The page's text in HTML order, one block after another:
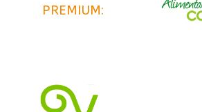
PREMIUM: